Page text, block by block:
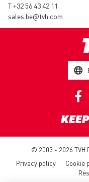
T+32 56 43 42 11
sales.be@tvh.com
© 2003 - 2026 TVH
Privacy policy
Cookie